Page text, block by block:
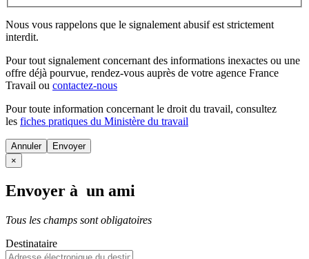
Nous vous rappelons que le signalement abusif est strictement
interdit.
Pour tout signalement concernant des informations inexactes ou une
offre déjà pourvue, rendez-vous auprès de votre agence France
Travail ou contactez-nous
Pour toute information concernant le droit du travail, consultez
les fiches pratiques du Ministère du travail
Annuler
×
Envoyer à un ami
Tous les champs sont obligatoires
Destinataire